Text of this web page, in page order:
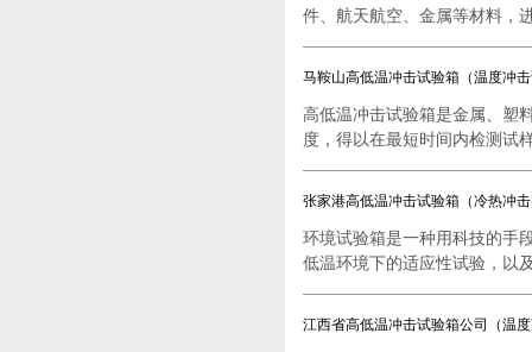
件、航天航空、金属等材料，
马鞍山高低温冲击试验箱（温度冲
高低温冲击试验箱是金属、塑
度，得以在最短时间内检测试
张家港高低温冲击试验箱（冷热冲
环境试验箱是一种用科技的手
低温环境下的适应性试验，以
江西省高低温冲击试验箱公司（温